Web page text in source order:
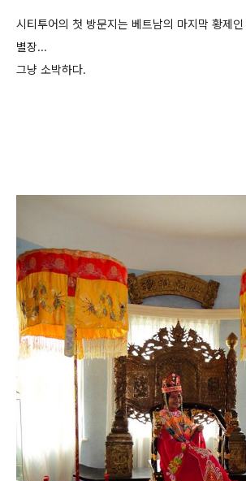
시티투어의 첫 방문지는 베트남의 마지막 황제
별장...
그냥 소박하다.